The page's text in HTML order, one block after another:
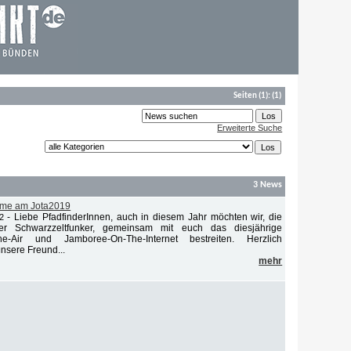
Seiten(1):(1)
Erweiterte Suche
3 News
am Jota2019
- Liebe PfadfinderInnen, auch in diesem Jahr möchten wir, die
Schwarzzeltfunker, gemeinsam mit euch das diesjährige
Air und Jamboree-On-The-Internet bestreiten. Herzlich
Freund...
mehr